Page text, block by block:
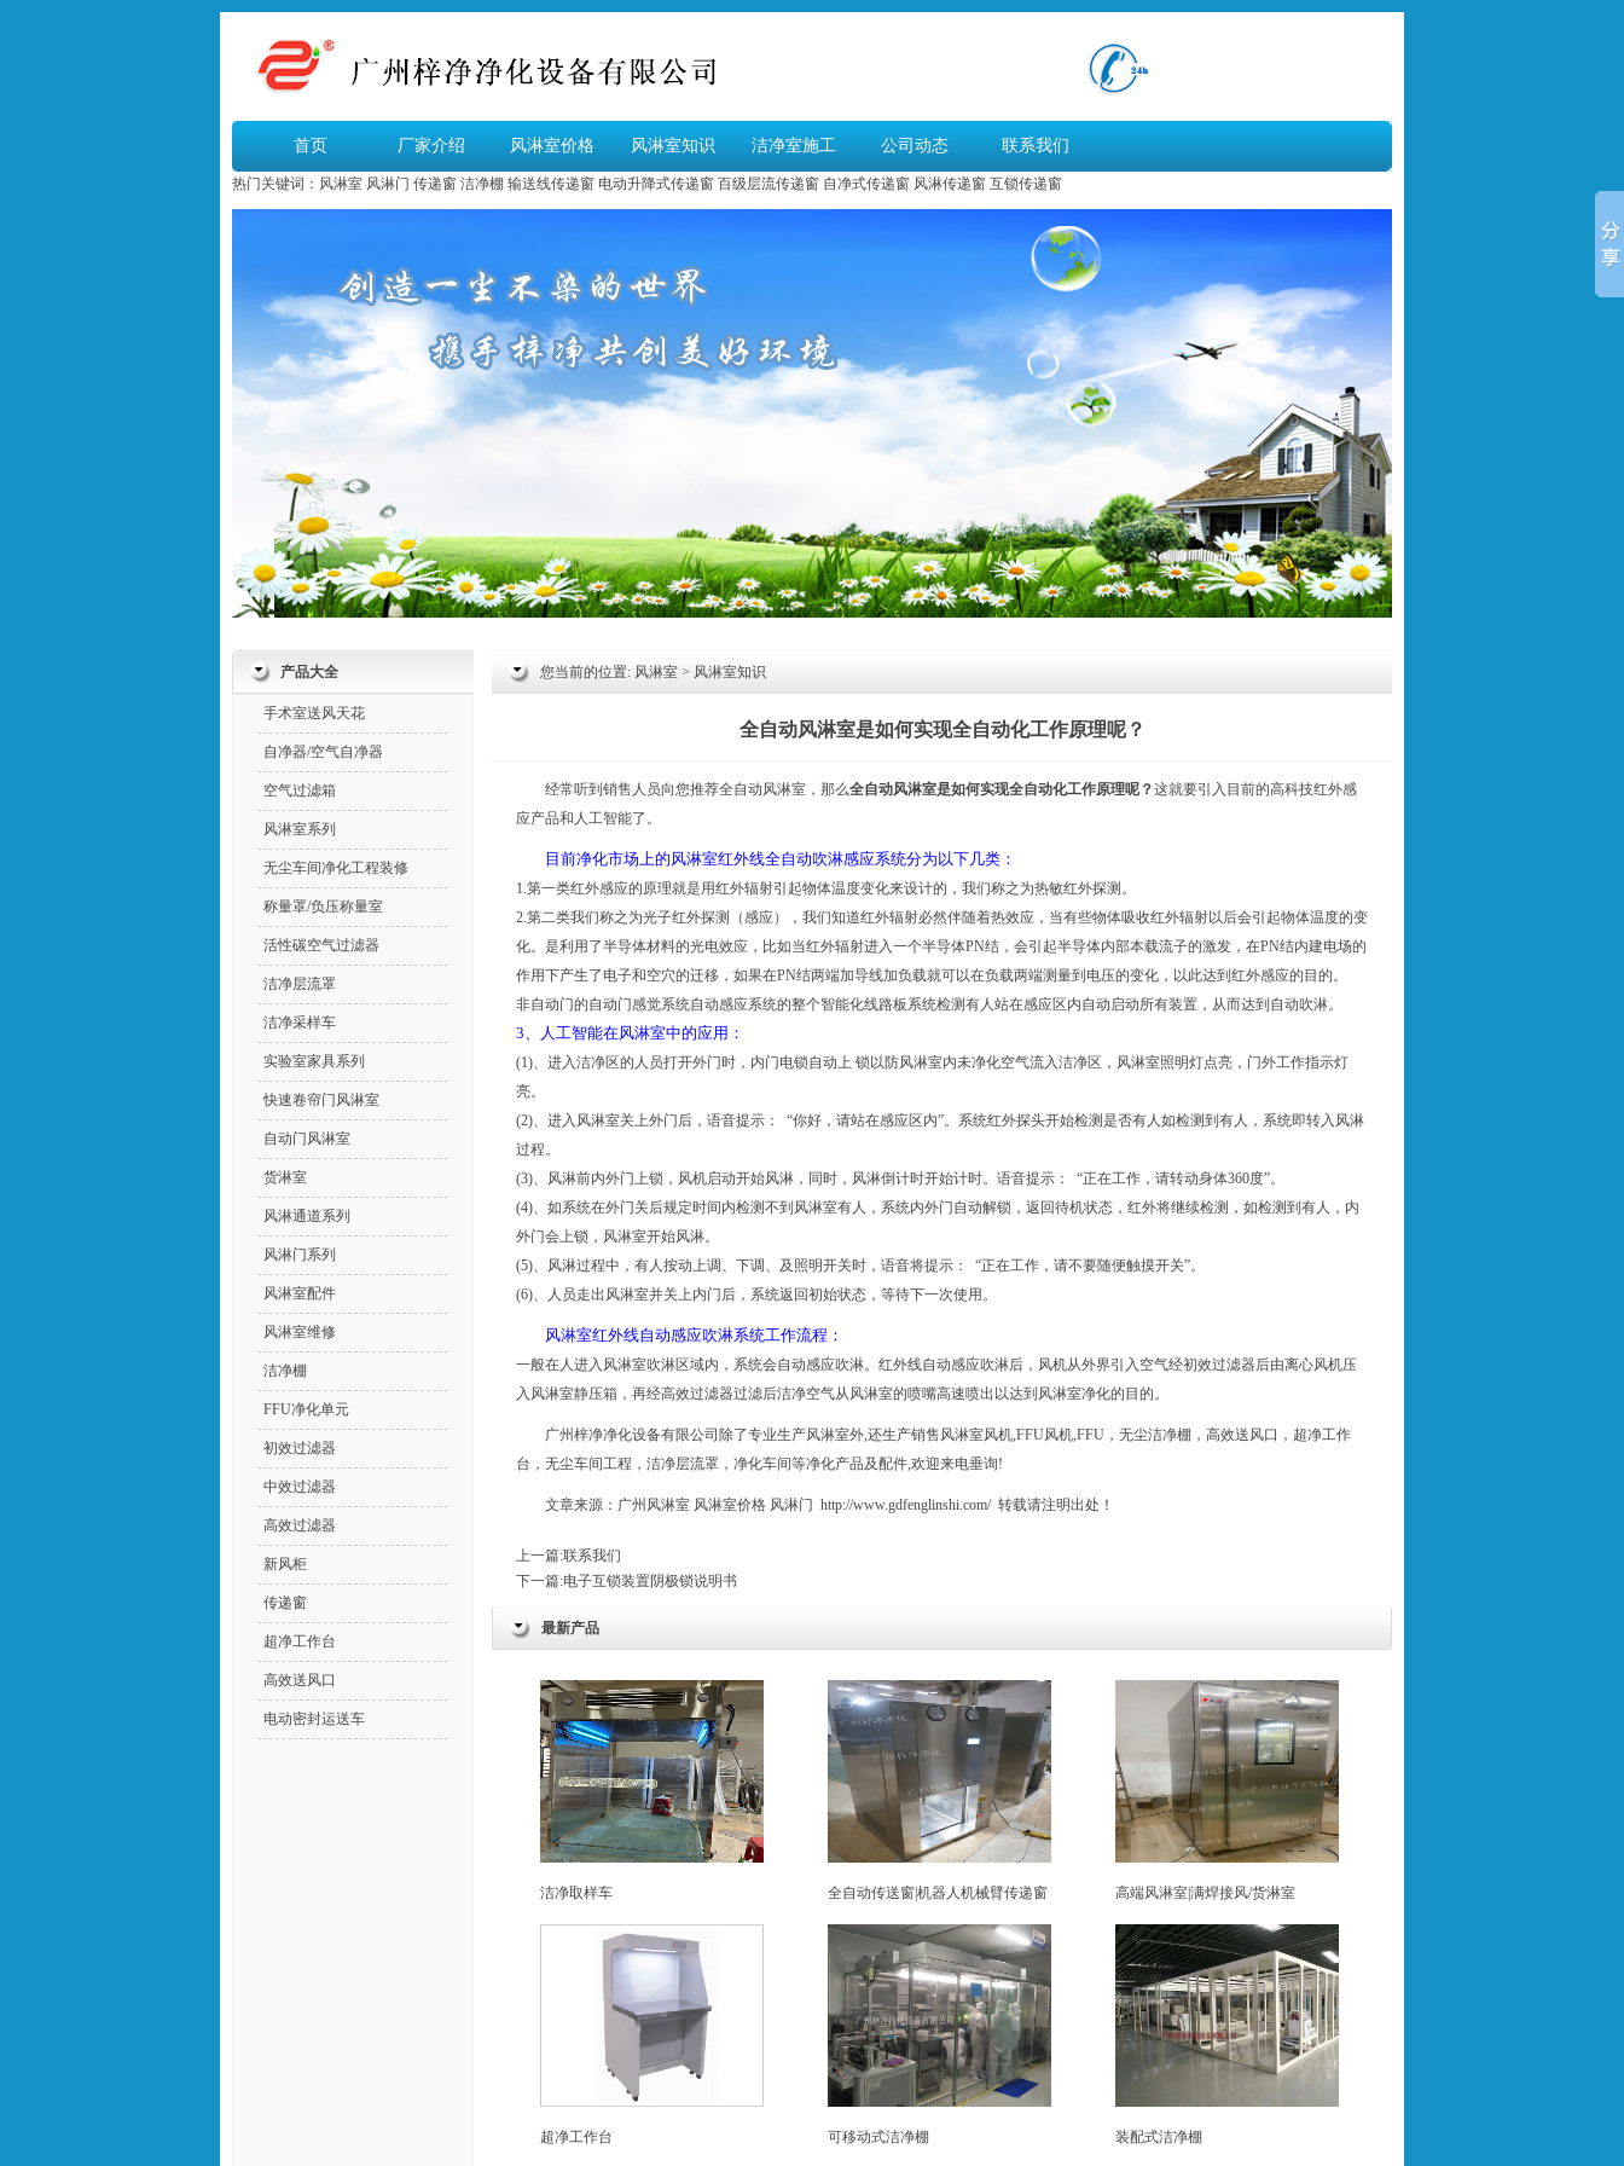
首页 厂家介绍 风淋室价格 风淋室知识 洁净室施工 公司动态 联系我们
热门关键词： 风淋室 风淋门 传递窗 洁净棚 输送线传递窗 电动升降式传递窗 百级层流传递窗 自净式传递窗 风淋传递窗 互锁传递窗
您当前的位置: 风淋室 > 风淋室知识
全自动风淋室是如何实现全自动化工作原理呢？
经常听到销售人员向您推荐全自动风淋室 ，那么全自动风淋室是如何实现全自动化工作原理呢？这就要引入目前的高科技红外感
应产品和人工智能了。
目前净化市场上的风淋室红外线全自动吹淋感应系统分为以下几类：
1.第一类红外感应的原理就是用红外辐射引起物体温度变化来设计的，我们称之为热敏红外探测。
2.第二类我们称之为光子红外探测（感应），我们知道红外辐射必然伴随着热效应，当有些物体吸收红外辐射以后会引起物体温度的变
化。是利用了半导体材料的光电效应，比如当红外辐射进入一个半导体PN结，会引起半导体内部本载流子的激发，在PN结内建电场的
作用下产生了电子和空穴的迁移，如果在PN结两端加导线加负载就可以在负载两端测量到电压的变化，以此达到红外感应的目的。
非自动门的自动门感觉系统自动感应系统的整个智能化线路板系统检测有人站在感应区内自动启动所有装置，从而达到自动吹淋。
3、人工智能在风淋室中的应用：
(1)、进入洁净区的人员打开外门时，内门电锁自动上 锁以防风淋室内未净化空气流入洁净区，风淋室照明灯点亮，门外工作指示灯
亮。
(2)、进入风淋室关上外门后，语音提示： “你好，请站在感应区内”。系统红外探头开始检测是否有人如检测到有人，系统即转入风淋
过程。
(3)、风淋前内外门上锁，风机启动开始风淋，同时，风淋倒计时开始计时。语音提示： “正在工作，请转动身体360度”。
(4)、如系统在外门关后规定时间内检测不到风淋室有人，系统内外门自动解锁，返回待机状态，红外将继续检测，如检测到有人，内
外门会上锁，风淋室开始风淋。
(5)、风淋过程中，有人按动上调、下调、及照明开关时，语音将提示： “正在工作，请不要随便触摸开关”。
(6)、人员走出风淋室并关上内门后，系统返回初始状态，等待下一次使用。
风淋室红外线自动感应吹淋系统工作流程：
一般在人进入风淋室吹淋区域内，系统会自动感应吹淋。红外线自动感应吹淋后，风机从外界引入空气经初效过滤器后由离心风机压
入风淋室静压箱，再经高效过滤器过滤后洁净空气从风淋室的喷嘴高速喷出以达到风淋室净化的目的。
广州梓净净化设备有限公司 除了专业生产风淋室外,还生产销售风淋室风机,FFU风机,FFU，无尘洁净棚，高效送风口，超净工作
台，无尘车间工程，洁净层流罩，净化车间等净化产品及配件,欢迎来电垂询!
文章来源：广州风淋室 风淋室价格 风淋门 http://www.gdfenglinshi.com/转载请注明出处！
上一篇:联系我们
下一篇:电子互锁装置阴极锁说明书
最新产品
洁净取样车 全自动传送窗|机器人机械臂传递窗 高端风淋室|满焊接风/货淋室
超净工作台 可移动式洁净棚 装配式洁净棚
产品大全
手术室送风天花
自净器/空气自净器
空气过滤箱
风淋室系列
无尘车间净化工程装修
称量罩/负压称量室
活性碳空气过滤器
洁净层流罩
洁净采样车
实验室家具系列
快速卷帘门风淋室
自动门风淋室
货淋室
风淋通道系列
风淋门系列
风淋室配件
风淋室维修
洁净棚
FFU净化单元
初效过滤器
中效过滤器
高效过滤器
新风柜
传递窗
超净工作台
高效送风口
电动密封运送车